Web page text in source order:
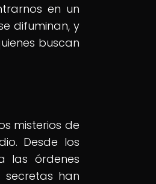
en un
difuminan, y
buscan
misterios de
Desde los
las órdenes
secretas han